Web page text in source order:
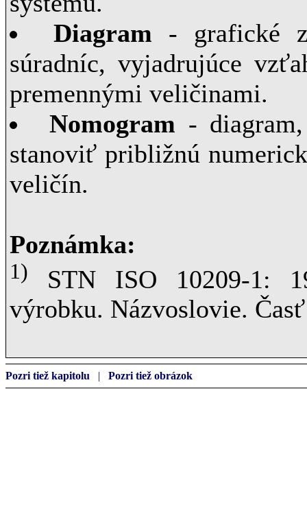
Diagram - grafické
súradníc, vyjadrujúce
premennými veličinami.
Nomogram -
stanoviť približnú
veličín.
Poznámka:
1)
STN ISO 10209-1:
výrobku. Názvoslovie.
Pozri tiež kapitolu | Pozri tiež obrázok